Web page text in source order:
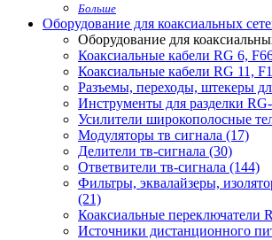
Больше
Оборудование для коаксиальных
Оборудование для
Коаксиальные кабели RG 6,
Коаксиальные кабели RG 11,
Разъемы, переходы, штекеры
Инструменты для разделки
Усилители широкополосные
Модуляторы тв сигнала (17)
Делители тв-сигнала (30)
Ответвители тв-сигнала (144)
Фильтры, эквалайзеры,
(21)
Коаксиальные переключатели
Источники дистанционного